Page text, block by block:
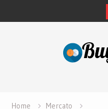
perché tutti lo
Home
Mercato